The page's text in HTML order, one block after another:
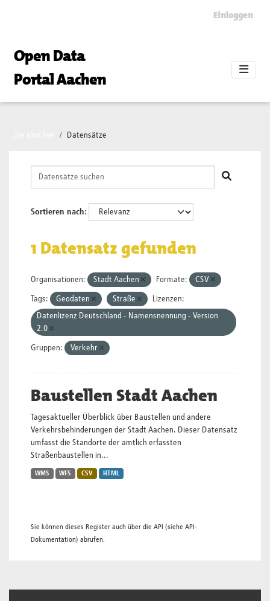
Einloggen
Open Data
Portal Aachen
Datensätze
Sortieren nach
1 Datensatz gefunden
Organisationen: Stadt Aachen Formate: CSV
Tags: Geodaten Straße
Lizenzen:
Datenlizenz Deutschland - Namensnennung - Version
2.0
Gruppen: Verkehr
Baustellen Stadt Aachen
Tagesaktueller Überblick über Baustellen und andere
Verkehrsbehinderungen der Stadt Aachen. Dieser Datensatz
umfasst die Standorte der amtlich erfassten
Straßenbaustellen in...
WMS WFS CSV HTML
Sie können dieses Register auch über die API (siehe API-
Dokumentation) abrufen.